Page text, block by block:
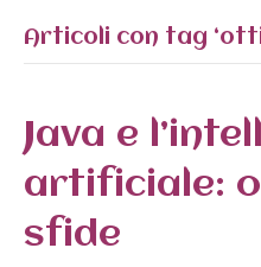
Articoli con tag
Java e
artificiale:
sfide